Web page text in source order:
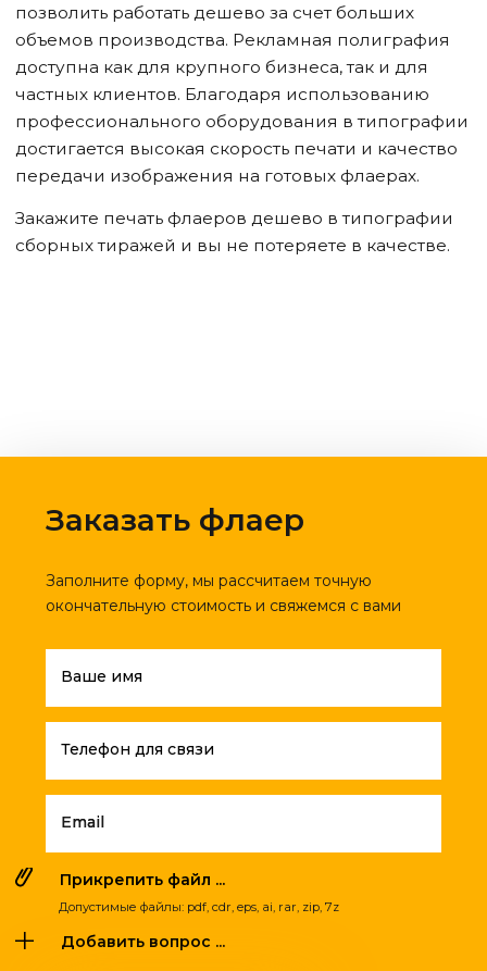
позволить работать дешево за счет больших
объемов производства. Рекламная полиграфия
доступна как для крупного бизнеса, так и для
частных клиентов. Благодаря использованию
профессионального оборудования в типографии
достигается высокая скорость печати и качество
передачи изображения на готовых флаерах.
Закажите печать флаеров дешево в типографии
сборных тиражей и вы не потеряете в качестве.
Заказать флаер
Заполните форму, мы рассчитаем точную
окончательную стоимость и свяжемся с вами
Ваше имя
Телефон для связи
Email
Прикрепить файл ...
Допустимые файлы: pdf, cdr, eps, ai, rar, zip, 7z
Добавить вопрос ...